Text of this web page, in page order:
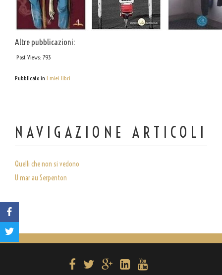
Altre pubblicazioni:
Post Views: 793
Pubblicato in I miei libri
NAVIGAZIONE ARTICOLI
Quelli che non si vedono
U mar au Serpenton